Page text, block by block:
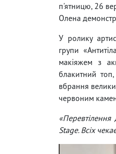
п'ятницю, 26
Олена
У ролику
групи
макіяжем з
блакитний
вбрання
червоним
Stage. Всіх